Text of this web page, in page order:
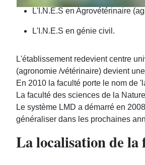
L'I.N.E.S en Agrovétérinaire
L'I.N.E.S en génie civil.
L'établissement redevient centre
(agronomie /vétérinaire) devient
En 2010 la faculté porte le nom de
La faculté des sciences de la
Le système LMD a démarré en
généraliser dans les prochaines
La localisation de la